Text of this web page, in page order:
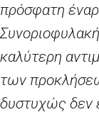
πρόσφατη
καλύτερη
των
δυστυχώς δεν